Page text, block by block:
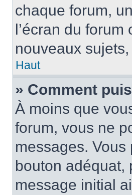
chaque forum,
l’écran du
nouveaux
Haut
» Comment
À moins que
forum, vous ne
messages.
bouton adéquat,
message initial